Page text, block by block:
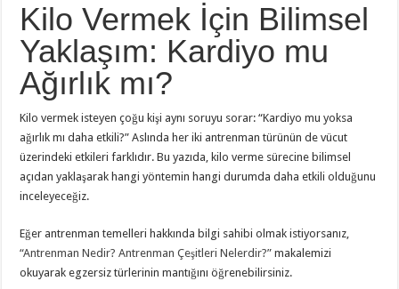
Kilo Vermek İçin Bilimsel
Yaklaşım: Kardiyo mu
Ağırlık mı?
Kilo vermek isteyen çoğu kişi aynı soruyu sorar: “Kardiyo mu yoksa
ağırlık mı daha etkili?” Aslında her iki antrenman türünün de vücut
üzerindeki etkileri farklıdır. Bu yazıda, kilo verme sürecine bilimsel
açıdan yaklaşarak hangi yöntemin hangi durumda daha etkili olduğunu
inceleyeceğiz.
Eğer antrenman temelleri hakkında bilgi sahibi olmak istiyorsanız,
“Antrenman Nedir? Antrenman Çeşitleri Nelerdir?” makalemizi
okuyarak egzersiz türlerinin mantığını öğrenebilirsiniz.